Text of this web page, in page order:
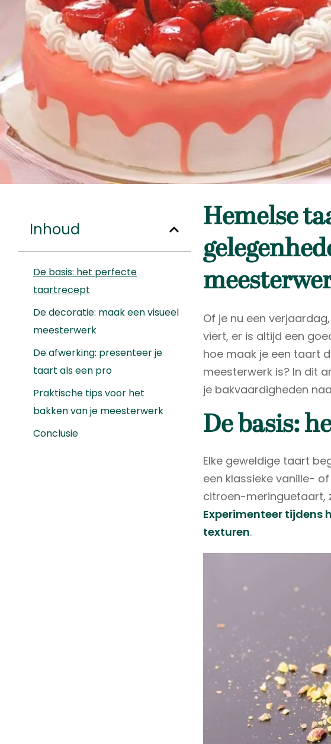
Inhoud
De basis: het perfecte
taartrecept
De decoratie: maak een visueel
meesterwerk
De afwerking: presenteer je
taart als een pro
Praktische tips voor het
bakken van je meesterwerk
Conclusie
Hemelse
Of je nu een
viert, er is altijd een
hoe maak je een taart
meesterwerk is? In dit
je bakvaardigheden
De basis:
Elke geweldige taart
een klassieke vanille-
citroen-meringuetaart,
Experimenteer tijdens
texturen.